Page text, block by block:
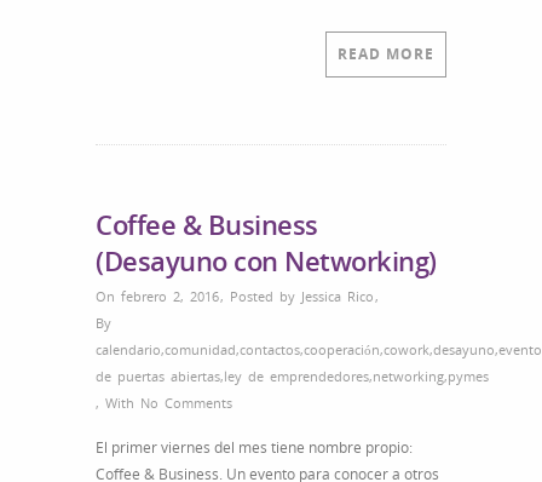
READ MORE
Coffee & Business
(Desayuno con Networking)
On febrero 2, 2016, Posted by Jessica Rico ,
By
calendario,comunidad,contactos,cooperación,cowork,desayuno,
de puertas abiertas,ley de emprendedores,networking,pymes
, With No Comments
El primer viernes del mes tiene nombre propio:
Coffee & Business. Un evento para conocer a otros